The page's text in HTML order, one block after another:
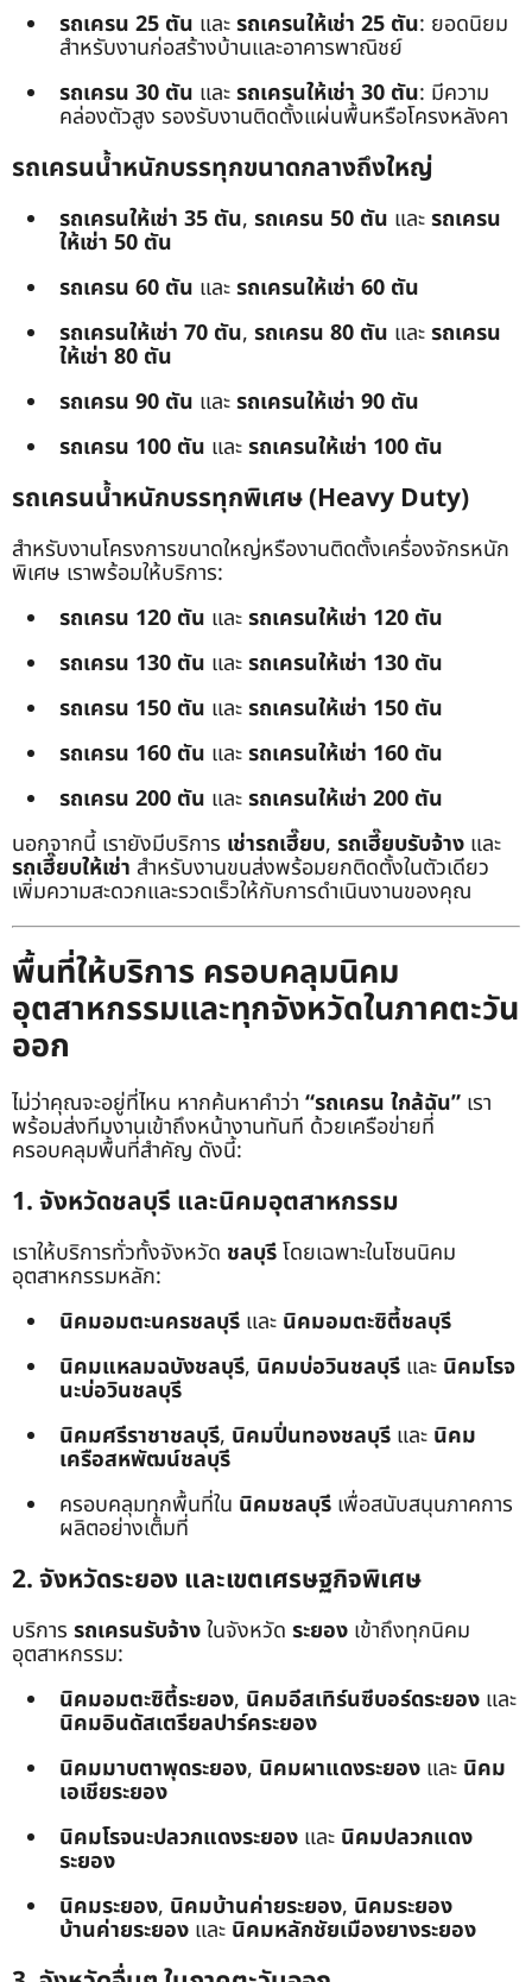
รถเครน 25 ตัน และรถเครนให้เช่า 25 ตัน: ยอดนิยม
สำหรับงานก่อสร้างบ้านและอาคารพาณิชย์
รถเครน 30 ตัน และรถเครนให้เช่า 30 ตัน: มีความ
คล่องตัวสูง รองรับงานติดตั้งแผ่นพื้นหรือโครงหลังคา
รถเครนน้ำหนักบรรทุกขนาดกลางถึงใหญ่
รถเครนให้เช่า 35 ตัน, รถเครน 50 ตัน และรถเครน
ให้เช่า 50 ตัน
รถเครน 60 ตัน และรถเครนให้เช่า 60 ตัน
รถเครนให้เช่า 70 ตัน, รถเครน 80 ตัน และรถเครน
ให้เช่า 80 ตัน
รถเครน 90 ตัน และรถเครนให้เช่า 90 ตัน
รถเครน 100 ตัน และรถเครนให้เช่า 100 ตัน
รถเครนน้ำหนักบรรทุกพิเศษ (Heavy Duty)
สำหรับงานโครงการขนาดใหญ่หรืองานติดตั้งเครื่องจักรหนัก
พิเศษ เราพร้อมให้บริการ:
รถเครน 120 ตัน และรถเครนให้เช่า 120 ตัน
รถเครน 130 ตัน และรถเครนให้เช่า 130 ตัน
รถเครน 150 ตัน และรถเครนให้เช่า 150 ตัน
รถเครน 160 ตัน และรถเครนให้เช่า 160 ตัน
รถเครน 200 ตัน และรถเครนให้เช่า 200 ตัน
นอกจากนี้ เรายังมีบริการ เช่ารถเฮี๊ยบ, รถเฮี๊ยบรับจ้าง และ
รถเฮี๊ยบให้เช่า สำหรับงานขนส่งพร้อมยกติดตั้งในตัวเดียว
เพิ่มความสะดวกและรวดเร็วให้กับการดำเนินงานของคุณ
พื้นที่ให้บริการ ครอบคลุมนิคม
อุตสาหกรรมและทุกจังหวัดในภาคตะวัน
ออก
ไม่ว่าคุณจะอยู่ที่ไหน หากค้นหาคำว่า “รถเครน ใกล้ฉัน” เรา
พร้อมส่งทีมงานเข้าถึงหน้างานทันที ด้วยเครือข่ายที่
ครอบคลุมพื้นที่สำคัญ ดังนี้:
1. จังหวัดชลบุรี และนิคมอุตสาหกรรม
เราให้บริการทั่วทั้งจังหวัด ชลบุรีโดยเฉพาะในโซนนิคม
อุตสาหกรรมหลัก:
นิคมอมตะนครชลบุรี และ นิคมอมตะซิตี้ชลบุรี
นิคมแหลมฉบังชลบุรี, นิคมบ่อวินชลบุรี และ นิคมโรจ
นะบ่อวินชลบุรี
นิคมศรีราชาชลบุรี, นิคมปิ่นทองชลบุรี และ นิคม
เครือสหพัฒน์ชลบุรี
ครอบคลุมทุกพื้นที่ใน นิคมชลบุรี เพื่อสนับสนุนภาคการ
ผลิตอย่างเต็มที่
2. จังหวัดระยอง และเขตเศรษฐกิจพิเศษ
บริการ รถเครนรับจ้างในจังหวัด ระยอง เข้าถึงทุกนิคม
อุตสาหกรรม:
นิคมอมตะซิตี้ระยอง, นิคมอีสเทิร์นซีบอร์ดระยอง และ
นิคมอินดัสเตรียลปาร์คระยอง
นิคมมาบตาพุดระยอง, นิคมผาแดงระยอง และ นิคม
เอเชียระยอง
นิคมโรจนะปลวกแดงระยอง และ นิคมปลวกแดง
ระยอง
นิคมระยอง, นิคมบ้านค่ายระยอง, นิคมระยอง
บ้านค่ายระยอง และ นิคมหลักชัยเมืองยางระยอง